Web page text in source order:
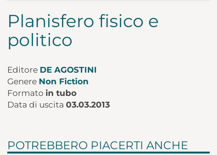
Planisfero fisico e
politico
Editore DE AGOSTINI
Genere Non Fiction
Formato in tubo
Data di uscita 03.03.2013
POTREBBERO PIACERTI ANCHE